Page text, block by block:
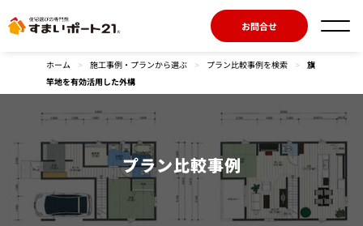
お問合せ
ホーム > 施工事例・プランから選ぶ > プラン比較事例を検索 >
旗
竿地を有効活用した外構
プラン比較事例